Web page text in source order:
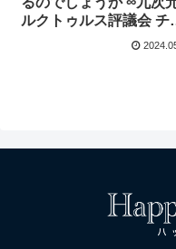
ルクトゥルス評議会 チ
ネリング：ダニエル・